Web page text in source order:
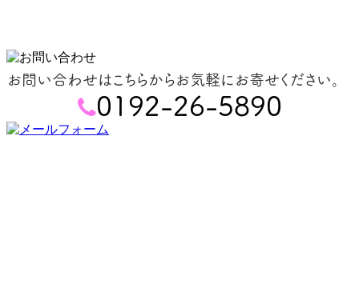
お問い合わせはこちらからお気軽にお寄せください。
0192-26-5890